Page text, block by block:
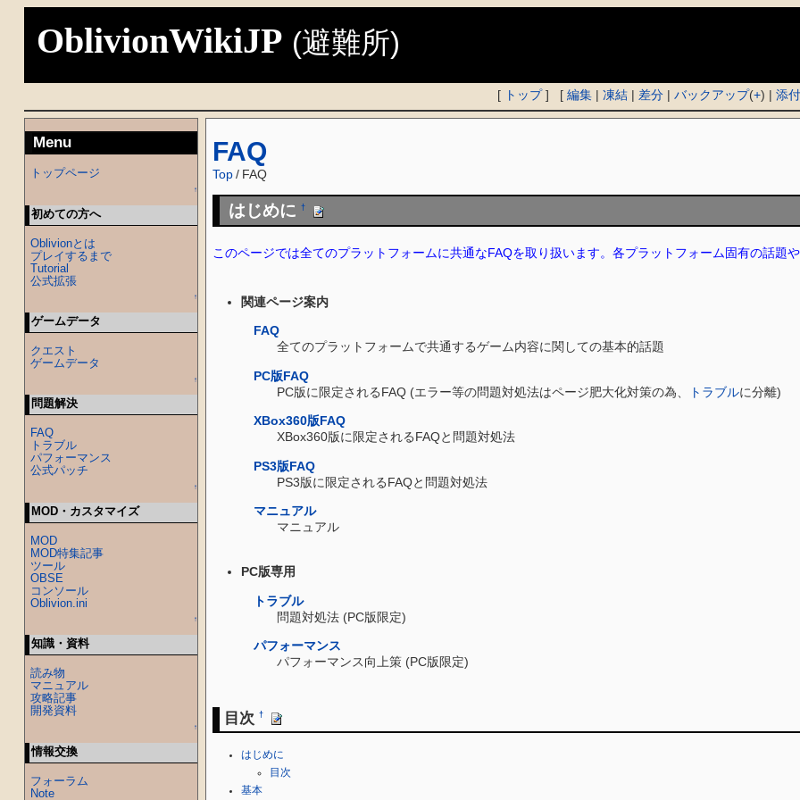
OblivionWikiJP (避難所)
[ トップ] [編集 |凍結 | 差分 |バックアップ(+) |添
FAQ
Top / FAQ
はじめに †
このページでは全てのプラットフォームに共通なFAQを取り扱います。各プラットフォーム固有の話題
関連ページ案内
FAQ
全てのプラットフォームで共通するゲーム内容に関しての基本的話題
PC版FAQ
PC版に限定されるFAQ (エラー等の問題対処法はページ肥大化対策の為、
トラブルに分離)
XBox360版FAQ
XBox360版に限定されるFAQと問題対処法
PS3版FAQ
PS3版に限定されるFAQと問題対処法
マニュアル
マニュアル
PC版専用
トラブル
問題対処法 (PC版限定)
パフォーマンス
パフォーマンス向上策 (PC版限定)
目次 †
はじめに
目次
基本
Menu
トップページ
↑
初めての方へ
Oblivionとは
プレイするまで
Tutorial
公式拡張
↑
ゲームデータ
クエスト
ゲームデータ
↑
問題解決
FAQ
トラブル
パフォーマンス
公式パッチ
↑
MOD・カスタマイズ
MOD
MOD特集記事
ツール
OBSE
コンソール
Oblivion.ini
↑
知識・資料
読み物
マニュアル
攻略記事
開発資料
↑
情報交換
フォーラム
Note